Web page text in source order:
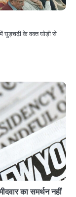
में घुड़चढ़ी के वक्त घोड़ी से
का समर्थन नहीं